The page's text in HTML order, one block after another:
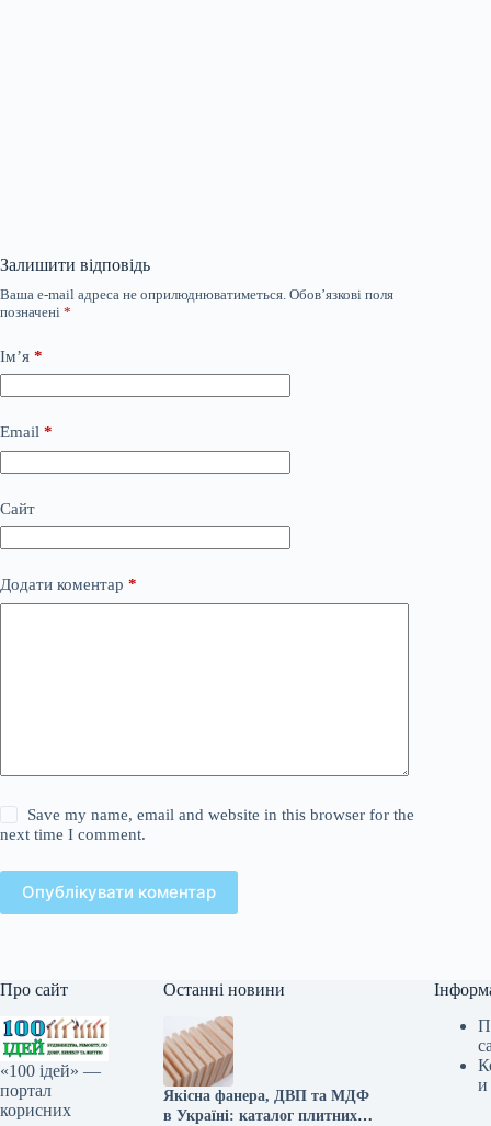
Залишити відповідь
Ваша e-mail адреса не оприлюднюватиметься. Обов’язкові поля
позначені *
Ім’я *
Email *
Сайт
Додати коментар *
Save my name, email and website in this browser for the
next time I comment.
Опублікувати коментар
Про сайт
«100 ідей» —
портал
корисних
Останні новини
Якісна фанера, ДВП та МДФ
в Україні: каталог плитних
и